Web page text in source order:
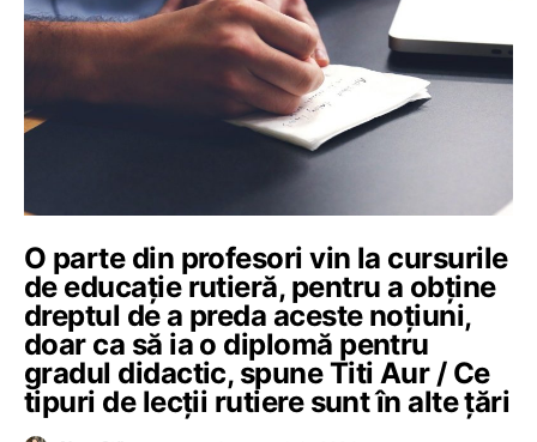
O parte din profesori vin la cursurile
de educație rutieră, pentru a obține
dreptul de a preda aceste noțiuni,
doar ca să ia o diplomă pentru
gradul didactic, spune Titi Aur / Ce
tipuri de lecții rutiere sunt în alte țări